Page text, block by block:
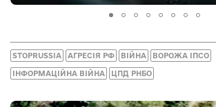
STOPRUSSIA АГРЕСІЯ РФ ВІЙНА ВОРОЖА ІПСО
ІНФОРМАЦІЙНА ВІЙНА ЦПД РНБО